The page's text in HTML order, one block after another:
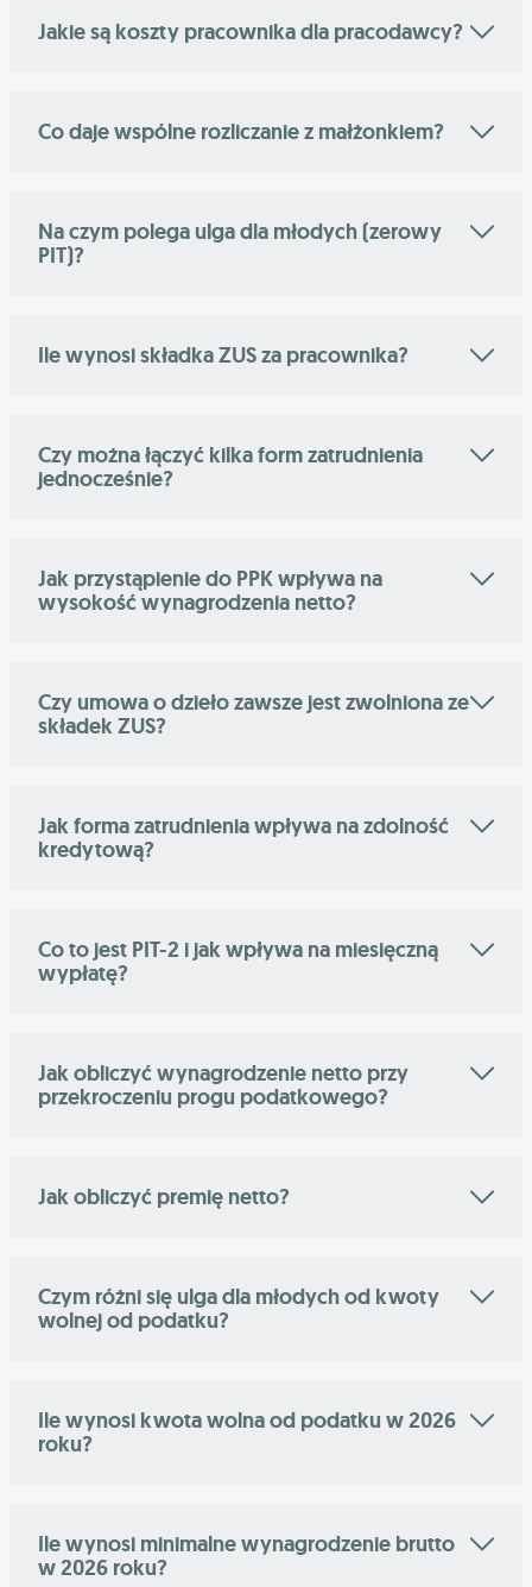
Jakie są koszty pracownika dla pracodawcy?
Co daje wspólne rozliczanie z małżonkiem?
Na czym polega ulga dla młodych (zerowy
PIT)?
Ile wynosi składka ZUS za pracownika?
Czy można łączyć kilka form zatrudnienia
jednocześnie?
Jak przystąpienie do PPK wpływa na
wysokość wynagrodzenia netto?
Czy umowa o dzieło zawsze jest zwolniona ze
składek ZUS?
Jak forma zatrudnienia wpływa na zdolność
kredytową?
Co to jest PIT-2 i jak wpływa na miesięczną
wypłatę?
Jak obliczyć wynagrodzenie netto przy
przekroczeniu progu podatkowego?
Jak obliczyć premię netto?
Czym różni się ulga dla młodych od kwoty
wolnej od podatku?
Ile wynosi kwota wolna od podatku w 2026
roku?
Ile wynosi minimalne wynagrodzenie brutto
w 2026 roku?